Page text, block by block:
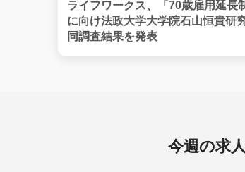
ライフワークス、「70歳雇用延長
に向け法政大学大学院石山恒貴研
同調査結果を発表
今週の求